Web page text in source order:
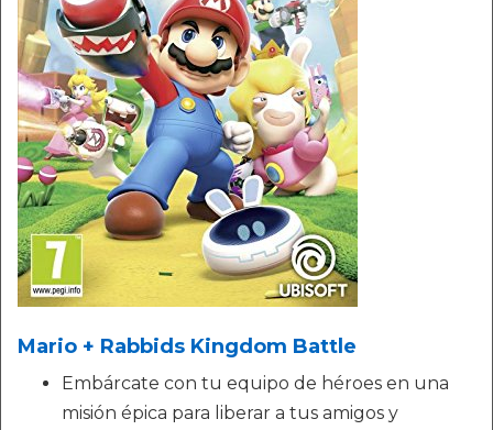
Mario + Rabbids Kingdom Battle
Embárcate con tu equipo de héroes en una
misión épica para liberar a tus amigos y